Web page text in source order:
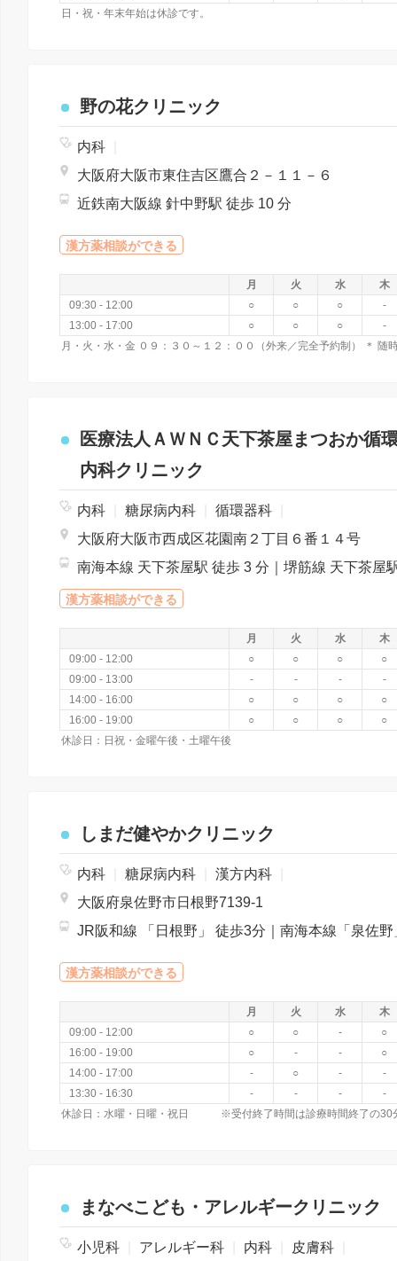
日・祝・年末年始は休診です。
野の花クリニック
内科
大阪府大阪市東住吉区鷹合２－１１－６
近鉄南大阪線 針中野駅 徒歩 10 分
漢方薬相談ができる
月 火 水
木
09:30 - 12:00
○ ○ ○
-
13:00 - 17:00
○ ○ ○ -
医療法人ＡＷＮＣ天下茶屋まつおか循
内科クリニック
内科 糖尿病内科 循環器科
大阪府大阪市西成区花園南２丁目６番１４号
漢方薬相談ができる
月 火 水
木
09:00 - 12:00
○ ○ ○
○
09:00 - 13:00
- - -
-
14:00 - 16:00
○ ○ ○
○
16:00 - 19:00
○ ○ ○
○
休診日：日祝・金曜午後・土曜午後
しまだ健やかクリニック
内科 糖尿病内科 漢方内科
大阪府泉佐野市日根野7139-1
漢方薬相談ができる
月 火 水
木
09:00 - 12:00
○ ○ -
○
16:00 - 19:00
○ - -
○
14:00 - 17:00
- ○ -
-
13:30 - 16:30
- - -
-
休診日：水曜・日曜・祝日 ※受付終了時間は診療時間終了の30
まなべこども・アレルギークリニック
小児科 アレルギー科 内科 皮膚科